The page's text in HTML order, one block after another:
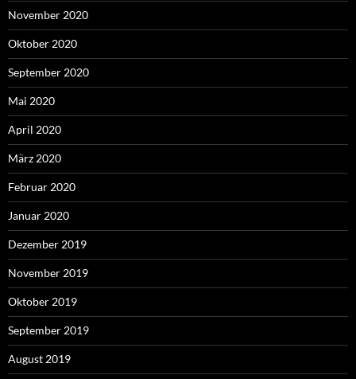
November 2020
Oktober 2020
September 2020
Mai 2020
April 2020
März 2020
Februar 2020
Januar 2020
Dezember 2019
November 2019
Oktober 2019
September 2019
August 2019